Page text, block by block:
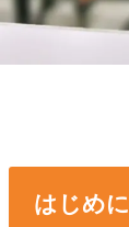
はじめに